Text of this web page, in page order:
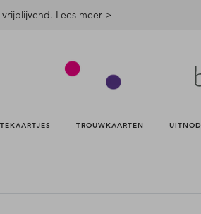
Lees meer >
TROUWKAARTEN